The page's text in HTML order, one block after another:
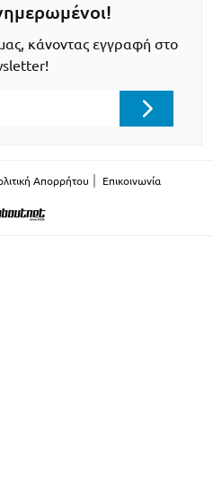
κάνοντας εγγραφή στο
Απορρήτου Επικοινωνία